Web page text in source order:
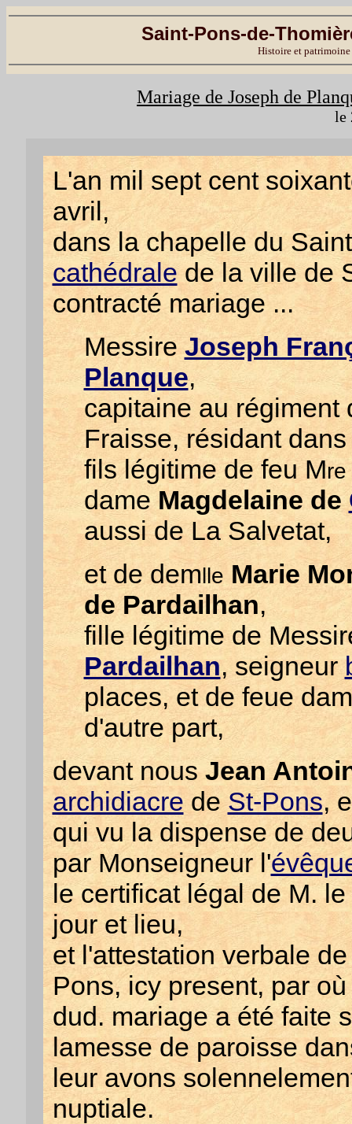
Saint-Pons-de-
Histoire et
Mariage de Joseph de
le
L'an mil sept cent
avril,
dans la chapelle du
cathédrale de la ville de
contracté mariage ...
MessireJoseph
Planque,
capitaine au régiment
Fraisse, résidant
fils légitime de feu Mre
dameMagdelaine de
aussi de La Salvetat,
et de demlle Marie
de Pardailhan,
fille légitime de
Pardailhan, seigneur
places, et de feue
d'autre part,
devant nousJean
archidiacredeSt-Pons,
qui vu la dispense de
par Monseigneur l'
le certificat légal de M.
jour et lieu,
et l'attestation verbale
Pons, icy present, par
dud. mariage a été faite
lamesse de paroisse
leur avons
nuptiale.